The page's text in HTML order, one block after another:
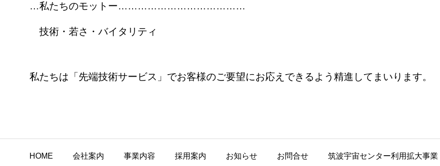
…私たちのモットー…………………………………
技術・若さ・バイタリティ
私たちは「先端技術サービス」でお客様のご要望にお応えできるよう精進してまいります。
HOME 会社案内 事業内容 採用案内 お知らせ お問合せ 筑波宇宙センター利用拡大事業